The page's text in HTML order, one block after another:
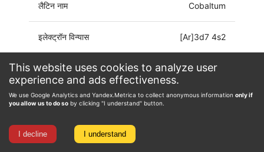
This website uses cookies to analyze user
experience and ads effectiveness.
We use Google Analytics and Yandex.Metrica to collect anonymous information only if
you allow us to do so by clicking "I understand" button.
I decline I understand
लैटिन नाम Cobaltum
इलेक्ट्रॉन विन्यास [Ar]3d7 4s2
ऑक्सीकरण अवस्था -3, -1, 0, 1, 2, 3, 4, 5